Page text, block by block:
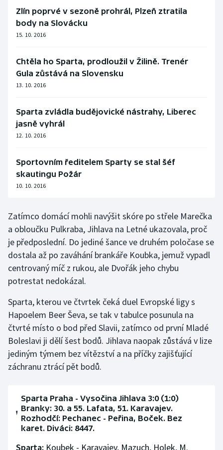
Olympijské hry
Plavání
Plážový volejbal
Ragby
Rychlobruslení
Rychlostní kanoistika
Short track
Sportovní střelba
Stolní tenis
Triatlon
Veslování
Vodní slalom
Volejbal
Ostatní
Zlín poprvé v sezoně prohrál, Plzeň ztratila
body na Slovácku
15. 10. 2016
Chtěla ho Sparta, prodloužil v Žilině. Trenér
Gula zůstává na Slovensku
13. 10. 2016
Sparta zvládla budějovické nástrahy, Liberec
jasně vyhrál
12. 10. 2016
Sportovním ředitelem Sparty se stal šéf
skautingu Požár
10. 10. 2016
Zatímco domácí mohli navýšit skóre po střele Marečka
a obloučku Pulkraba, Jihlava na Letné ukazovala, proč
je předposlední. Do jediné šance ve druhém poločase se
dostala až po zaváhání brankáře Koubka, jemuž vypadl
centrovaný míč z rukou, ale Dvořák jeho chybu
potrestat nedokázal.
Sparta, kterou ve čtvrtek čeká duel Evropské ligy s
Hapoelem Beer Ševa, se tak v tabulce posunula na
čtvrté místo o bod před Slavii, zatímco od první Mladé
Boleslavi ji dělí šest bodů. Jihlava naopak zůstává v lize
jediným týmem bez vítězství a na příčky zajišťující
záchranu ztrácí pět bodů.
Sparta Praha - Vysočina Jihlava 3:0 (1:0)
Branky: 30. a 55. Lafata, 51. Karavajev.
Rozhodčí: Pechanec - Peřina, Boček. Bez
karet. Diváci: 8447.
Sparta: Koubek - Karavajev, Mazuch, Holek, M.